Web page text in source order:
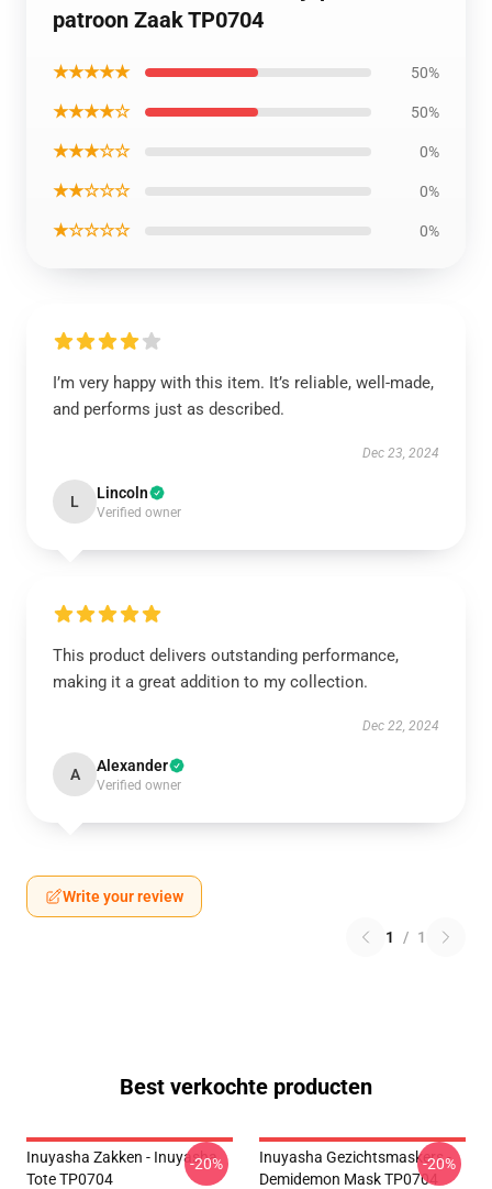
patroon Zaak TP0704
★★★★★ 50%
★★★★☆ 50%
★★★☆☆ 0%
★★☆☆☆ 0%
★☆☆☆☆ 0%
I’m very happy with this item. It’s reliable, well-made,
and performs just as described.
Dec 23, 2024
L Lincoln
Verified owner
This product delivers outstanding performance,
making it a great addition to my collection.
Dec 22, 2024
A Alexander
Verified owner
Write your review
1 / 1
Best verkochte producten
Inuyasha Zakken - Inuyasha
Tote TP0704
-20%
Inuyasha Gezichtsmaskers -
Demidemon Mask TP0704
-20%